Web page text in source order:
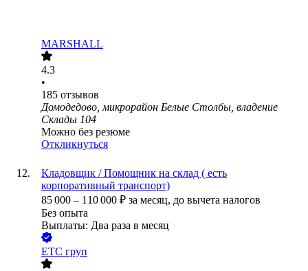
MARSHALL
4.3
•
185 отзывов
Домодедово, микрорайон Белые Столбы, владение
Склады 104
Можно без резюме
Откликнуться
Кладовщик / Помощник на склад ( есть
корпоративный транспорт)
85 000 – 110 000 ₽ за месяц, до вычета налогов
Без опыта
Выплаты: Два раза в месяц
ЕТС груп